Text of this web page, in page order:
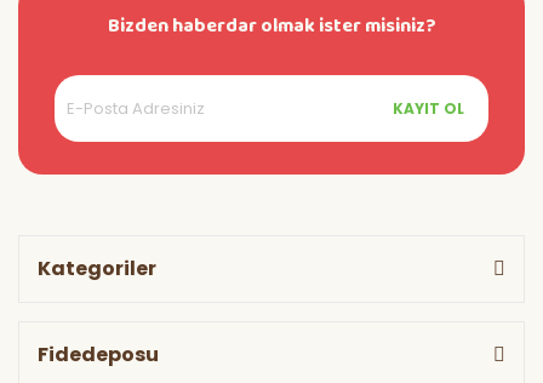
Bizden haberdar olmak ister misiniz?
KAYIT OL
Kategoriler
Fidedeposu